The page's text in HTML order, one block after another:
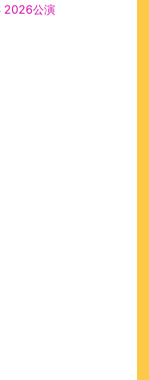
2026公演